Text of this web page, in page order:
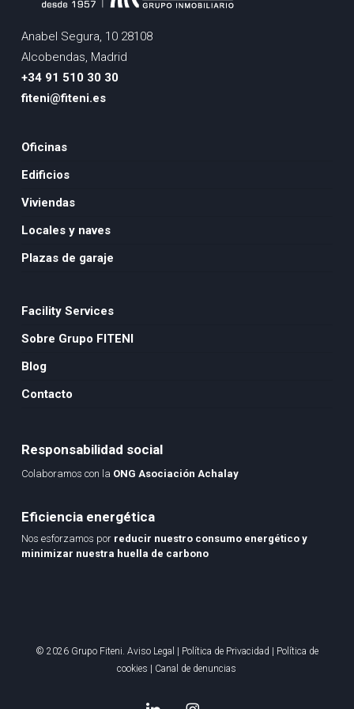
Anabel Segura, 10 28108
Alcobendas, Madrid
+34 91 510 30 30
fiteni@fiteni.es
Oficinas
Edificios
Viviendas
Locales y naves
Plazas de garaje
Facility Services
Sobre Grupo FITENI
Blog
Contacto
Responsabilidad social
Colaboramos con la ONG Asociación Achalay
Eficiencia energética
Nos esforzamos por reducir nuestro consumo energético y
minimizar nuestra huella de carbono
© 2026 Grupo Fiteni. Aviso Legal Política de Privacidad
Política de
cookies
Canal de denuncias